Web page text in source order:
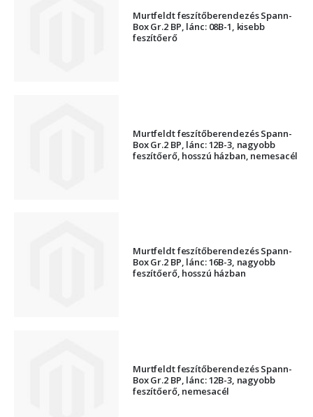
Murtfeldt feszítőberendezés Spann-
Box Gr.2 BP, lánc: 08B-1, kisebb
feszítőerő
Murtfeldt feszítőberendezés Spann-
Box Gr.2 BP, lánc: 12B-3, nagyobb
feszítőerő, hosszú házban, nemesacél
Murtfeldt feszítőberendezés Spann-
Box Gr.2 BP, lánc: 16B-3, nagyobb
feszítőerő, hosszú házban
Murtfeldt feszítőberendezés Spann-
Box Gr.2 BP, lánc: 12B-3, nagyobb
feszítőerő, nemesacél